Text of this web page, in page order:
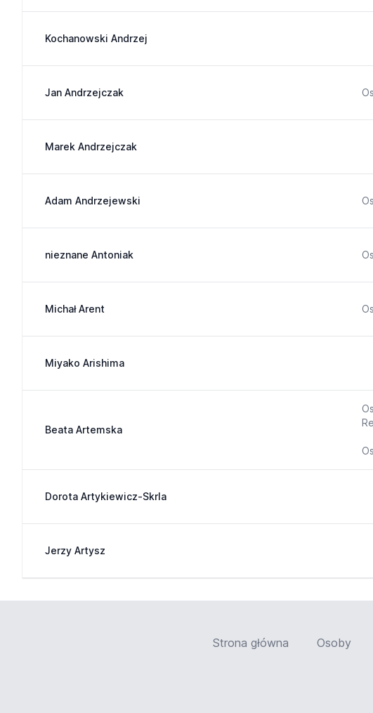
Kochanowski Andrzej
Jan Andrzejczak
Marek Andrzejczak
Adam Andrzejewski
nieznane Antoniak
Michał Arent
Miyako Arishima
Beata Artemska
Dorota Artykiewicz-Skrla
Jerzy Artysz
Strona główna Osoby